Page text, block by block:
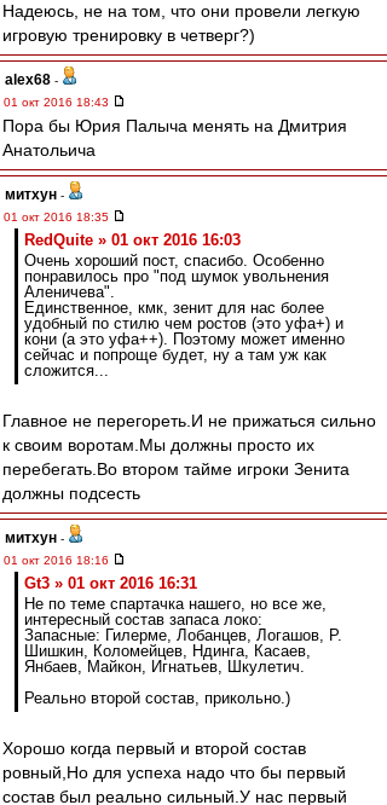
Надеюсь, не на том, что они провели легкую
игровую тренировку в четверг?)
alex68 -
01 окт 2016 18:43
Пора бы Юрия Палыча менять на Дмитрия
Анатольича
митхун -
01 окт 2016 18:35
RedQuite » 01 окт 2016 16:03
Очень хороший пост, спасибо. Особенно
понравилось про "под шумок увольнения
Аленичева".
Единственное, кмк, зенит для нас более
удобный по стилю чем ростов (это уфа+) и
кони (а это уфа++). Поэтому может именно
сейчас и попроще будет, ну а там уж как
сложится...
Главное не перегореть.И не прижаться сильно
к своим воротам.Мы должны просто их
перебегать.Во втором тайме игроки Зенита
должны подсесть
митхун -
01 окт 2016 18:16
Gt3 » 01 окт 2016 16:31
Не по теме спартачка нашего, но все же,
интересный состав запаса локо:
Запасные: Гилерме, Лобанцев, Логашов, Р.
Шишкин, Коломейцев, Ндинга, Касаев,
Янбаев, Майкон, Игнатьев, Шкулетич.
Реально второй состав, прикольно.)
Хорошо когда первый и второй состав
ровный,Но для успеха надо что бы первый
состав был реально сильный.У нас первый